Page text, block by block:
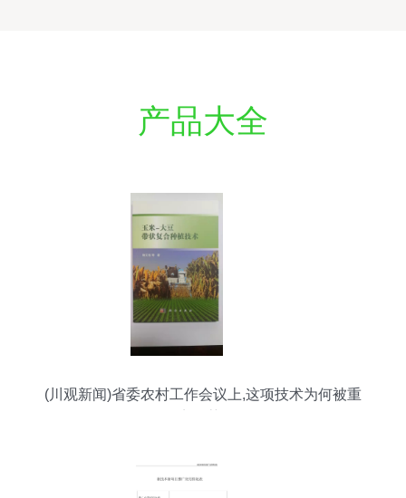
产品大全
(川观新闻)省委农村工作会议上,这项技术为何被重